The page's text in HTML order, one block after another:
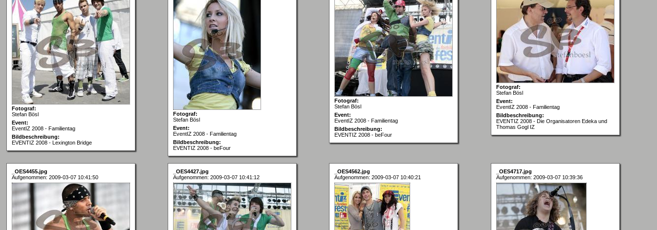
Fotograf:
Stefan Bösl
Event:
EventIZ 2008 - Familientag
Bildbeschreibung:
EVENTIZ 2008 - Lexington Bridge
Fotograf:
Stefan Bösl
Event:
EventIZ 2008 - Familientag
Bildbeschreibung:
EVENTIZ 2008 - beFour
Fotograf:
Stefan Bösl
Event:
EventIZ 2008 - Familientag
Bildbeschreibung:
EVENTIZ 2008 - beFour
Fotograf:
Stefan Bösl
Event:
EventIZ 2008 - Familientag
Bildbeschreibung:
EVENTIZ 2008 - Die Organisatoren Edeka und
Thomas Gogl IZ
_OES4455.jpg
Aufgenommen: 2009-03-07 10:41:50
_OES4427.jpg
Aufgenommen: 2009-03-07 10:41:12
_OES4562.jpg
Aufgenommen: 2009-03-07 10:40:21
_OES4717.jpg
Aufgenommen: 2009-03-07 10:39:36